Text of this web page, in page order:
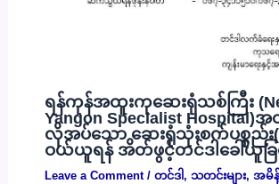
ရန်ကုန်အထူးကုဆေးရုံသစ်ကြီး
Yangon Specialist
လိုအပ်သော ဆေးရုံသုံးစက်ပစ္စည်း(
ဝယ်ယူရန် အိတ်ဖွင့်တင်ဒါခေါ်ယူခြ
Leave a Comment / တင်ဒါ , သတင်းများ, အမိ